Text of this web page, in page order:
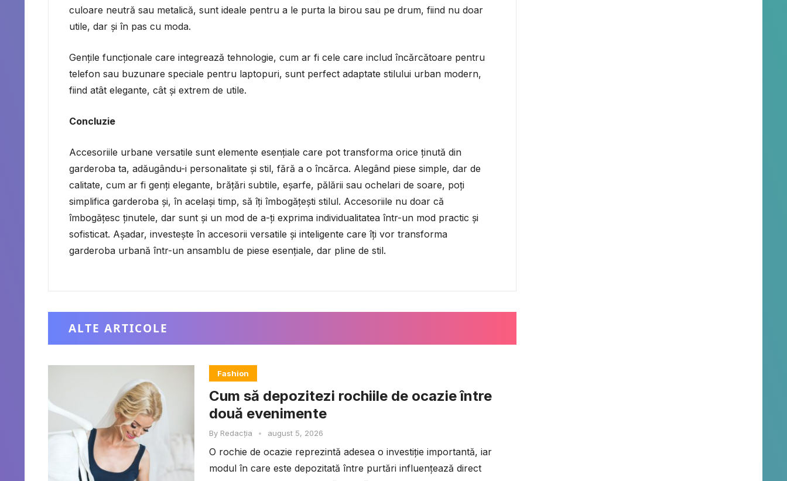
culoare neutră sau metalică, sunt ideale pentru a le purta la birou sau pe drum, fiind nu doar
utile, dar și în pas cu moda.
Gențile funcționale care integrează tehnologie, cum ar fi cele care includ încărcătoare pentru
telefon sau buzunare speciale pentru laptopuri, sunt perfect adaptate stilului urban modern,
fiind atât elegante, cât și extrem de utile.
Concluzie
Accesoriile urbane versatile sunt elemente esențiale care pot transforma orice ținută din
garderoba ta, adăugându-i personalitate și stil, fără a o încărca. Alegând piese simple, dar de
calitate, cum ar fi genți elegante, brățări subtile, eșarfe, pălării sau ochelari de soare, poți
simplifica garderoba și, în același timp, să îți îmbogățești stilul. Accesoriile nu doar că
îmbogățesc ținutele, dar sunt și un mod de a-ți exprima individualitatea într-un mod practic și
sofisticat. Așadar, investește în accesorii versatile și inteligente care îți vor transforma
garderoba urbană într-un ansamblu de piese esențiale, dar pline de stil.
ALTE ARTICOLE
Fashion
Cum să depozitezi rochiile de ocazie între
două evenimente
By Redacția • august 5, 2026
O rochie de ocazie reprezintă adesea o investiție importantă, iar
modul în care este depozitată între purtări influențează direct